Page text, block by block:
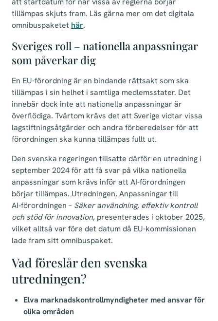
tillämpas skjuts fram. Läs gärna mer om det digitala
omnibuspaketet här.
Sveriges roll – nationella anpassningar
som påverkar dig
En EU-förordning är en bindande rättsakt som ska
tillämpas i sin helhet i samtliga medlemsstater. Det
innebär dock inte att nationella anpassningar är
överflödiga. Tvärtom krävs det att Sverige vidtar vissa
lagstiftningsåtgärder och andra förberedelser för att
förordningen ska kunna tillämpas fullt ut.
Den svenska regeringen tillsatte därför en utredning i
september 2024 för att få svar på vilka nationella
anpassningar som krävs inför att AI-förordningen
börjar tillämpas. Utredningen, Anpassningar till
AI‑förordningen – Säker användning, effektiv kontroll
och stöd för innovation, presenterades i oktober 2025,
vilket alltså var före det datum då EU-kommissionen
lade fram sitt omnibuspaket.
Vad föreslår den svenska
utredningen?
Elva marknadskontrollmyndigheter med ansvar för
olika områden